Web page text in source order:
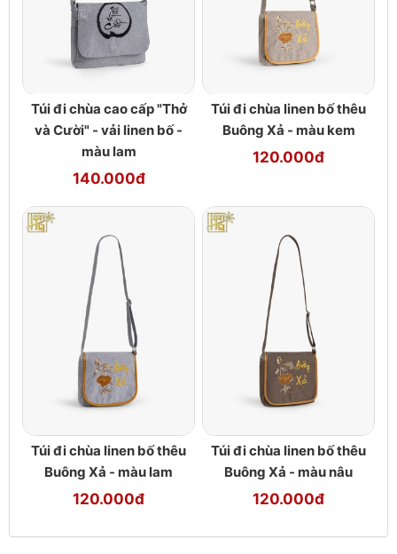
Túi đi chùa cao cấp "Thở
và Cười" - vải linen bố -
màu lam
140.000đ
Túi đi chùa linen bố thêu
Buông Xả - màu kem
120.000đ
Túi đi chùa linen bố thêu
Buông Xả - màu lam
120.000đ
Túi đi chùa linen bố thêu
Buông Xả - màu nâu
120.000đ